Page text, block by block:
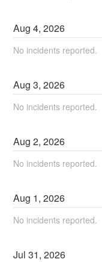
Aug4,2026
No incidents reported.
Aug3,2026
No incidents reported.
Aug2,2026
No incidents reported.
Aug 1,2026
No incidents reported.
Jul31,2026